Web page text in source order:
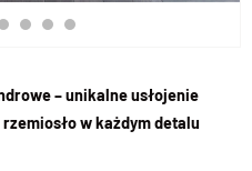
– unikalne usłojenie
w każdym detalu